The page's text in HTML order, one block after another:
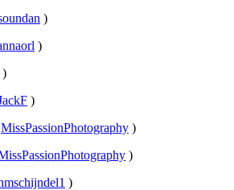
)
)
)
)
MissPassionPhotography )
)
)